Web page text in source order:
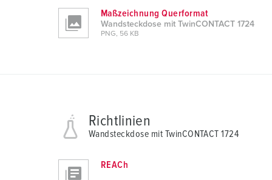
Maßzeichnung Querformat
Wandsteckdose mit TwinCONTACT 1724
PNG, 56 KB
Richtlinien
Wandsteckdose mit TwinCONTACT 1724
REACh